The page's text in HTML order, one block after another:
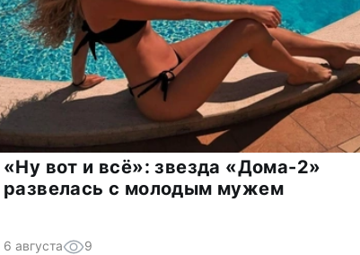
«Ну вот и всё»: звезда «Дома-2»
развелась с молодым мужем
6 августа 9